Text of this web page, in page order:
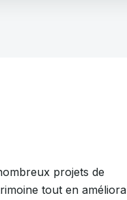
projets de
tout en